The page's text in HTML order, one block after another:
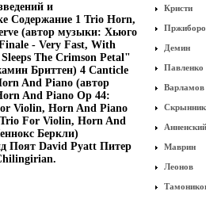
и
Содержание 1 Trio Horn,
(автор музыки: Хьюго
- Very Fast, With
The Crimson Petal"
Бриттен) 4 Canticle
And Piano (автор
And Piano Op 44:
Violin, Horn And Piano
For Violin, Horn And
Беркли)
Поят David Pyatt Питер
Кристи
Демин
Павленко
Варламов
Анненский
Маврин
Леонов